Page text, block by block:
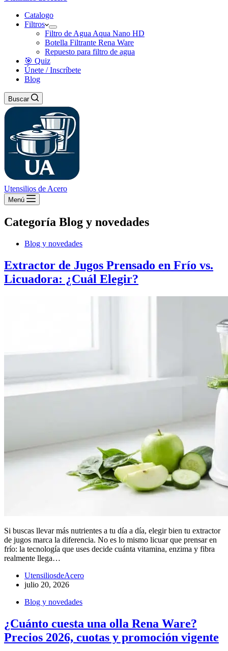
Catalogo
Filtros
Filtro de Agua Aqua Nano HD
Botella Filtrante Rena Ware
Repuesto para filtro de agua
🎯 Quiz
Únete / Inscríbete
Blog
Buscar
Utensilios de Acero
Menú
Categoría Blog y novedades
Blog y novedades
Extractor de Jugos Prensado en Frío vs.
Licuadora: ¿Cuál Elegir?
Si buscas llevar más nutrientes a tu día a día, elegir bien tu extractor
de jugos marca la diferencia. No es lo mismo licuar que prensar en
frío: la tecnología que uses decide cuánta vitamina, enzima y fibra
realmente llega…
UtensiliosdeAcero
julio 20, 2026
Blog y novedades
¿Cuánto cuesta una olla Rena Ware?
Precios 2026, cuotas y promoción vigente